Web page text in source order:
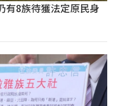
有8族待獲法定原民身